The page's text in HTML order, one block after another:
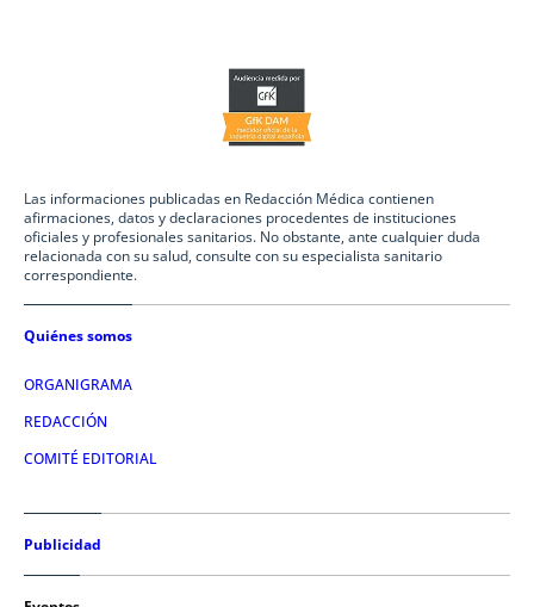
Las informaciones publicadas en Redacción Médica contienen
afirmaciones, datos y declaraciones procedentes de instituciones
oficiales y profesionales sanitarios. No obstante, ante cualquier duda
relacionada con su salud, consulte con su especialista sanitario
correspondiente.
Quiénes somos
ORGANIGRAMA
REDACCIÓN
COMITÉ EDITORIAL
Publicidad